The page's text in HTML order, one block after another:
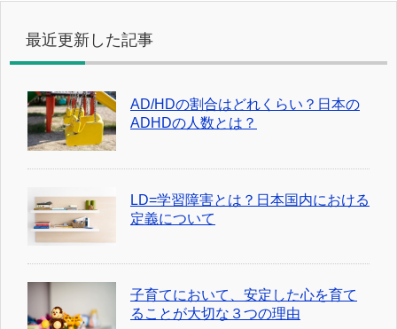
最近更新した記事
AD/HDの割合はどれくらい？日本の
ADHDの人数とは？
LD=学習障害とは？日本国内における
定義について
子育てにおいて、安定した心を育て
ることが大切な３つの理由